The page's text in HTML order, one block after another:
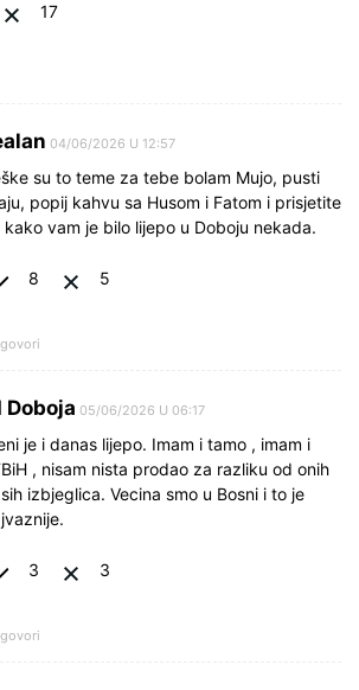
17
04/06/2026 U 12:57
su to teme za tebe bolam Mujo, pusti
popij kahvu sa Husom i Fatom i prisjetite
kako vam je bilo lijepo u Doboju nekada.
8 5
Doboja 05/06/2026 U 06:17
je i danas lijepo. Imam i tamo , imam i
, nisam nista prodao za razliku od onih
izbjeglica. Vecina smo u Bosni i to je
3 3